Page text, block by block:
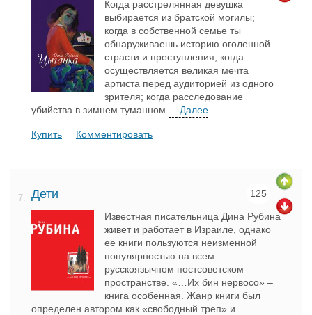
Когда расстрелянная девушка
выбирается из братской могилы;
когда в собственной семье ты
обнаруживаешь историю оголенной
страсти и преступления; когда
осуществляется великая мечта
артиста перед аудиторией из одного
зрителя; когда расследование
убийства в зимнем туманном
... Далее
Купить Комментировать
7. Дети 125
Известная писательница Дина Рубина
живет и работает в Израиле, однако
ее книги пользуются неизменной
популярностью на всем
русскоязычном постсоветском
пространстве. «…Их бин нервосо» –
книга особенная. Жанр книги был
определен автором как «свободный треп» и